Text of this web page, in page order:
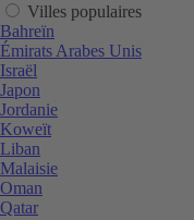
Villes populaires
Bahreïn
Émirats Arabes Unis
Israël
Japon
Jordanie
Koweït
Liban
Malaisie
Oman
Qatar